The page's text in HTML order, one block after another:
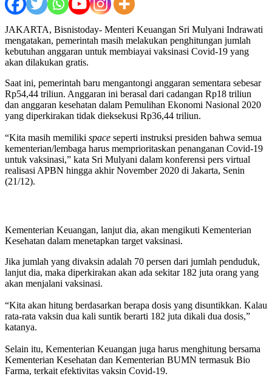
JAKARTA, Bisnistoday- Menteri Keuangan Sri Mulyani Indrawati
mengatakan, pemerintah masih melakukan penghitungan jumlah
kebutuhan anggaran untuk membiayai vaksinasi Covid-19 yang
akan dilakukan gratis.
Saat ini, pemerintah baru mengantongi anggaran sementara sebesar
Rp54,44 triliun. Anggaran ini berasal dari cadangan Rp18 triliun
dan anggaran kesehatan dalam Pemulihan Ekonomi Nasional 2020
yang diperkirakan tidak dieksekusi Rp36,44 triliun.
“Kita masih memiliki space seperti instruksi presiden bahwa semua
kementerian/lembaga harus memprioritaskan penanganan Covid-19
untuk vaksinasi,” kata Sri Mulyani dalam konferensi pers virtual
realisasi APBN hingga akhir November 2020 di Jakarta, Senin
(21/12).
Kementerian Keuangan, lanjut dia, akan mengikuti Kementerian
Kesehatan dalam menetapkan target vaksinasi.
Jika jumlah yang divaksin adalah 70 persen dari jumlah penduduk,
lanjut dia, maka diperkirakan akan ada sekitar 182 juta orang yang
akan menjalani vaksinasi.
“Kita akan hitung berdasarkan berapa dosis yang disuntikkan. Kalau
rata-rata vaksin dua kali suntik berarti 182 juta dikali dua dosis,”
katanya.
Selain itu, Kementerian Keuangan juga harus menghitung bersama
Kementerian Kesehatan dan Kementerian BUMN termasuk Bio
Farma, terkait efektivitas vaksin Covid-19.